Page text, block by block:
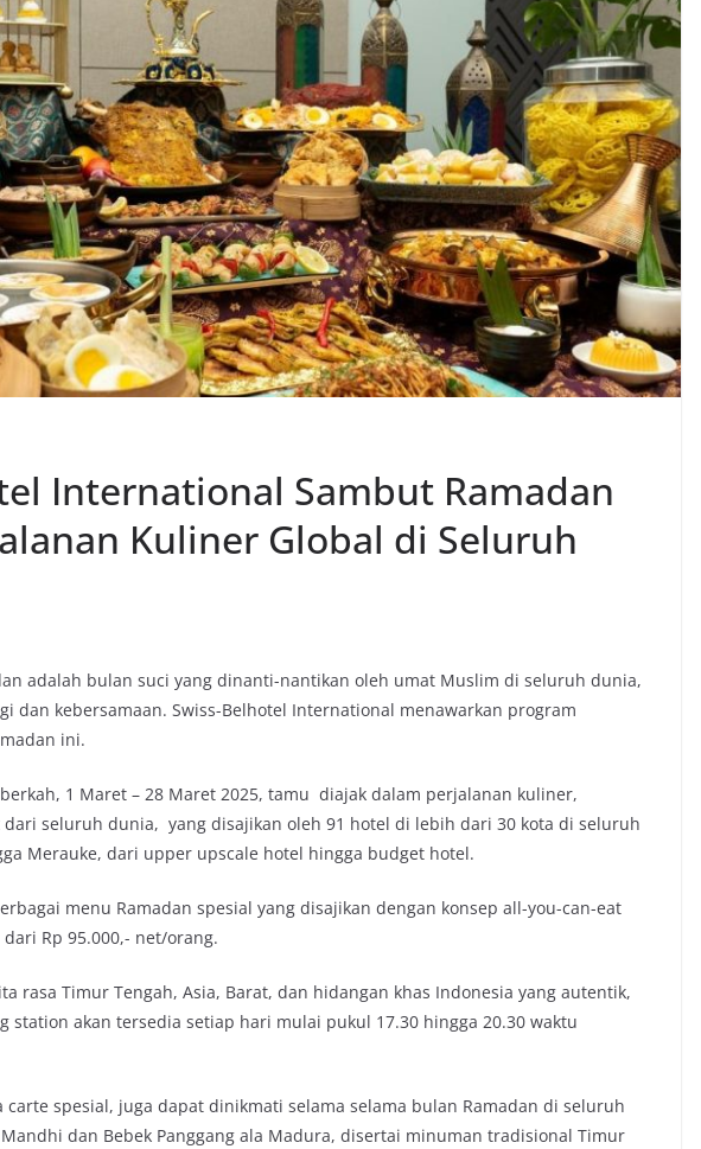
International Sambut Ramadan
Kuliner Global di Seluruh
adalah bulan suci yang dinanti-nantikan oleh umat Muslim di seluruh dunia,
dan kebersamaan. Swiss-Belhotel International menawarkan program
ini.
1 Maret – 28 Maret 2025, tamu diajak dalam perjalanan kuliner,
seluruh dunia, yang disajikan oleh 91 hotel di lebih dari 30 kota di seluruh
Merauke, dari upper upscale hotel hingga budget hotel.
menu Ramadan spesial yang disajikan dengan konsep all-you-can-eat
Rp 95.000,- net/orang.
rasa Timur Tengah, Asia, Barat, dan hidangan khas Indonesia yang autentik,
station akan tersedia setiap hari mulai pukul 17.30 hingga 20.30 waktu
spesial, juga dapat dinikmati selama selama bulan Ramadan di seluruh
dan Bebek Panggang ala Madura, disertai minuman tradisional Timur